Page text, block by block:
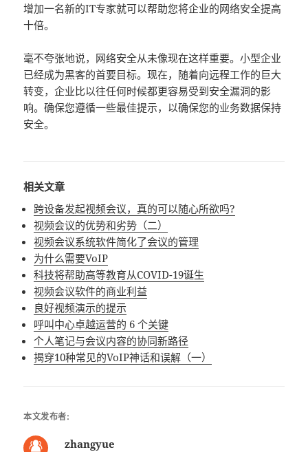
增加一名新的IT专家就可以帮助您将企业的网络安全提高
十倍。
毫不夸张地说，网络安全从未像现在这样重要。小型企业
已经成为黑客的首要目标。现在，随着向远程工作的巨大
转变，企业比以往任何时候都更容易受到安全漏洞的影
响。确保您遵循一些最佳提示，以确保您的业务数据保持
安全。
相关文章
跨设备发起视频会议，真的可以随心所欲吗?
视频会议的优势和劣势（二）
视频会议系统软件简化了会议的管理
为什么需要VoIP
科技将帮助高等教育从COVID-19诞生
视频会议软件的商业利益
良好视频演示的提示
呼叫中心卓越运营的 6 个关键
个人笔记与会议内容的协同新路径
揭穿10种常见的VoIP神话和误解（一）
本文发布者:
zhangyue